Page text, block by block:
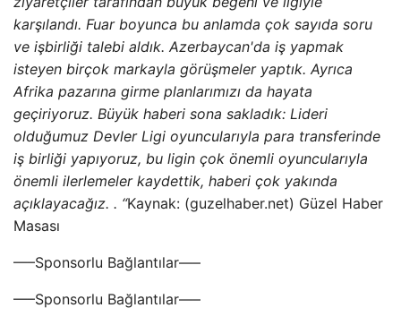
karşılandı. Fuar boyunca bu anlamda çok sayıda soru
ve işbirliği talebi aldık. Azerbaycan'da iş yapmak
isteyen birçok markayla görüşmeler yaptık. Ayrıca
Afrika pazarına girme planlarımızı da hayata
geçiriyoruz. Büyük haberi sona sakladık: Lideri
olduğumuz Devler Ligi oyuncularıyla para transferinde
iş birliği yapıyoruz, bu ligin çok önemli oyuncularıyla
önemli ilerlemeler kaydettik, haberi çok yakında
açıklayacağız. . “Kaynak: (guzelhaber.net) Güzel Haber
Masası
—–Sponsorlu Bağlantılar—–
—–Sponsorlu Bağlantılar—–